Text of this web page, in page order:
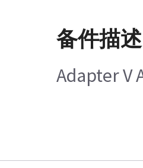
备件描述
Adapter V